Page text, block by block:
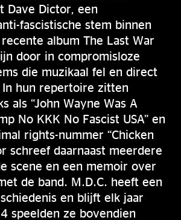
Dave Dictor, een
fascistische stem binnen
album The Last War
door in compromisloze
die muzikaal fel en direct
In hun repertoire zitten
als “John Wayne Was A
No KKK No Fascist USA” en
rights-nummer “Chicken
schreef daarnaast meerdere
scene en een memoir over
de band. M.D.C. heeft een
en blijft elk jaar
speelden ze bovendien